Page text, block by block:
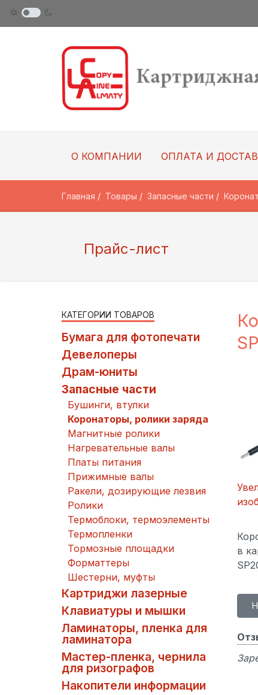
О КОМПАНИИ ОПЛАТА И
Главная Товары Запасные части
Прайс-лист
в
КАТЕГОРИИ ТОВАРОВ
Бумага для фотопечати
Девелоперы
Драм-юниты
Запасные части
Бушинги, втулки
Коронаторы, ролики заряда
Магнитные ролики
Нагревательные валы
Платы питания
Прижимные валы
Ракели, дозирующие лезвия
Ролики
Термоблоки, термоэлементы
Термопленки
Тормозные площадки
Форматтеры
Шестерни, муфты
Картриджи лазерные
Клавиатуры и мышки
Ламинаторы, пленка для
ламинатора
Мастер-пленка, чернила
для ризографов
Накопители информации